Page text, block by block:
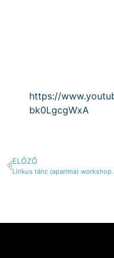
https://
bk0LgcgWxA
ELŐZŐ